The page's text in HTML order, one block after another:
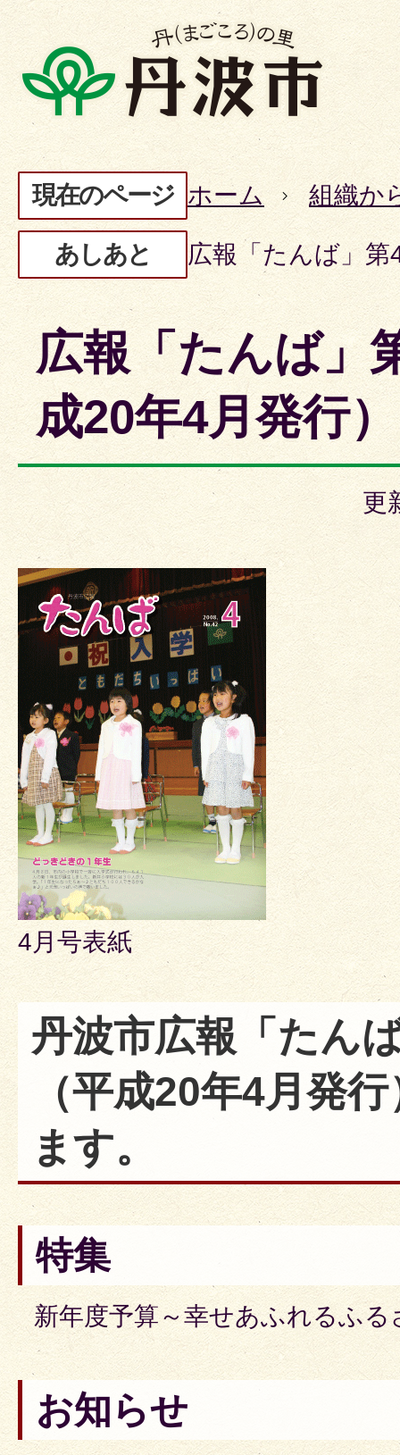
現在のページ ホーム 組織か
あしあと 広報「たんば」
広報「たんば」
成20年4月発行）
更
4月号表紙
丹波市広報「たん
（平成20年4月発
ます。
特集
新年度予算～幸せあふれるふる
お知らせ